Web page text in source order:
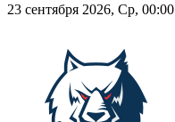
23 сентября 2026, Ср, 00:00